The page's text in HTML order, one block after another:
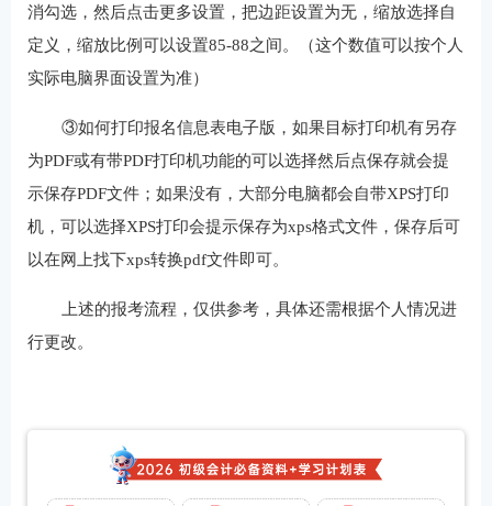
消勾选，然后点击更多设置，把边距设置为无，缩放选择自
定义，缩放比例可以设置85-88之间。（这个数值可以按个人
实际电脑界面设置为准）
③如何打印报名信息表电子版，如果目标打印机有另存
为PDF或有带PDF打印机功能的可以选择然后点保存就会提
示保存PDF文件；如果没有，大部分电脑都会自带XPS打印
机，可以选择XPS打印会提示保存为xps格式文件，保存后可
以在网上找下xps转换pdf文件即可。
上述的报考流程，仅供参考，具体还需根据个人情况进
行更改。